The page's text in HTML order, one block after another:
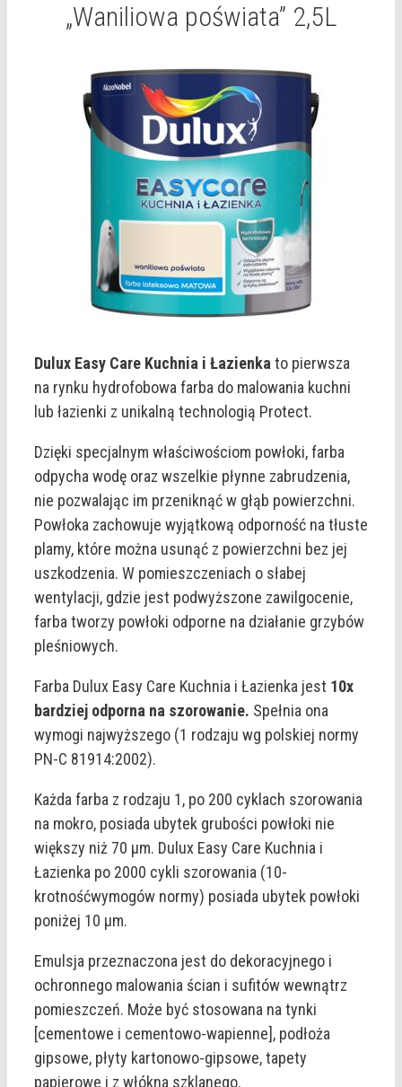
„Waniliowa poświata” 2,5L
Dulux Easy Care Kuchnia i Łazienkato pierwsza
na rynku hydrofobowa farba do malowania kuchni
lub łazienki z unikalną technologią Protect.
Dzięki specjalnym właściwościom powłoki, farba
odpycha wodę oraz wszelkie płynne zabrudzenia,
nie pozwalając im przeniknąć w głąb powierzchni.
Powłoka zachowuje wyjątkową odporność na tłuste
plamy, które można usunąć z powierzchni bez jej
uszkodzenia. W pomieszczeniach o słabej
wentylacji, gdzie jest podwyższone zawilgocenie,
farba tworzy powłoki odporne na działanie grzybów
pleśniowych.
Farba Dulux Easy Care Kuchnia i Łazienka jest 10x
bardziej odporna na szorowanie. Spełnia ona
wymogi najwyższego (1 rodzaju wg polskiej normy
PN-C 81914:2002).
Każda farba z rodzaju 1, po 200 cyklach szorowania
na mokro, posiada ubytek grubości powłoki nie
większy niż 70 μm. Dulux Easy Care Kuchnia i
Łazienka po 2000 cykli szorowania (10-
krotnośćwymogów normy) posiada ubytek powłoki
poniżej 10 μm.
Emulsja przeznaczona jest do dekoracyjnego i
ochronnego malowania ścian i sufitów wewnątrz
pomieszczeń. Może być stosowana na tynki
[cementowe i cementowo-wapienne], podłoża
gipsowe, płyty kartonowo-gipsowe, tapety
papierowe i z włókna szklanego.